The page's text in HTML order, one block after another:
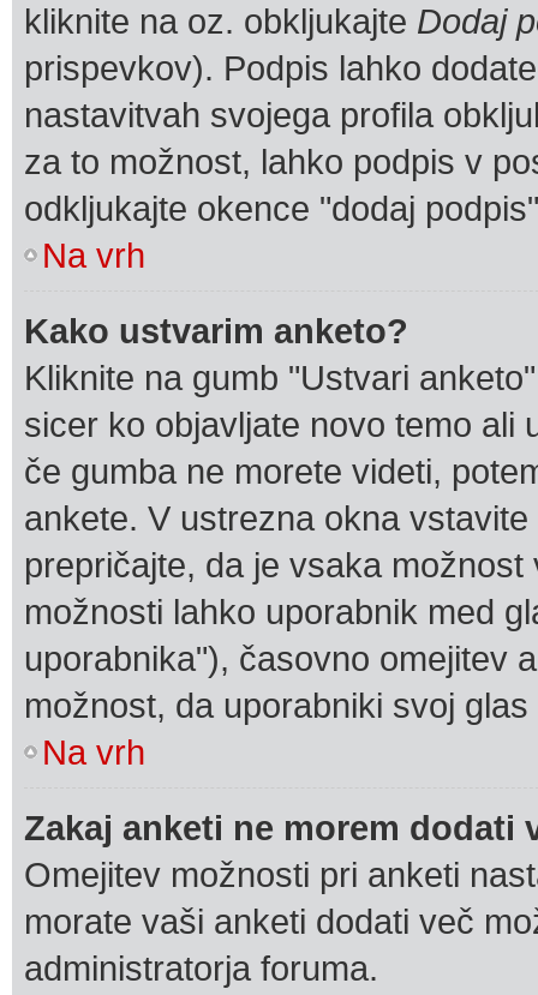
kliknite na oz. obkljukajte Dodaj
prispevkov). Podpis lahko
nastavitvah svojega profila
za to možnost, lahko podpis v
odkljukajte okence "dodaj
Na vrh
Kako ustvarim anketo?
Kliknite na gumb "Ustvari
sicer ko objavljate novo temo ali
če gumba ne morete videti,
ankete. V ustrezna okna
prepričajte, da je vsaka
možnosti lahko uporabnik med
uporabnika"), časovno omejitev
možnost, da uporabniki svoj
Na vrh
Zakaj anketi ne morem dodati
Omejitev možnosti pri anketi
morate vaši anketi dodati več
administratorja foruma.